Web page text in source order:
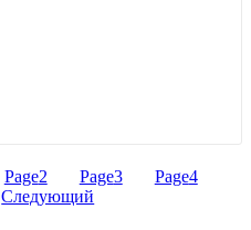
Page2 Page3 Page4
Следующий